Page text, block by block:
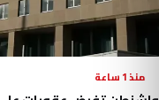
منذ 1 ساعة